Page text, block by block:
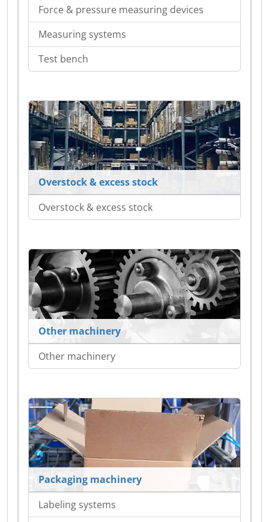
Force & pressure measuring devices
Measuring systems
Test bench
Overstock & excess stock
Overstock & excess stock
Other machinery
Other machinery
Packaging machinery
Labeling systems